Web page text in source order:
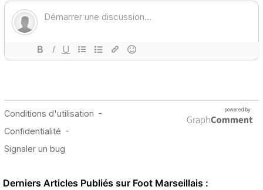
Derniers Articles Publiés sur Foot Marseillais :